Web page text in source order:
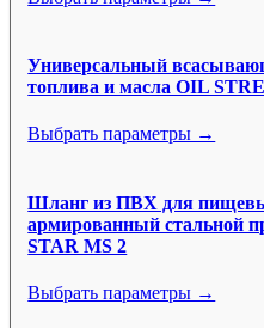
Универсальный
топлива и масла OIL
Выбрать параметры →
Шланг из ПВХ для
армированный стальной
STAR MS 2
Выбрать параметры →